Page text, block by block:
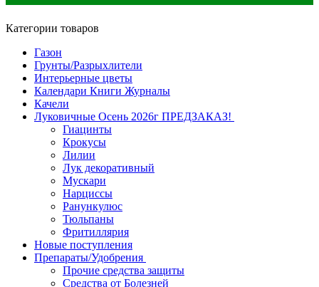
Категории товаров
Газон
Грунты/Разрыхлители
Интерьерные цветы
Календари Книги Журналы
Качели
Луковичные Осень 2026г ПРЕДЗАКАЗ!
Гиацинты
Крокусы
Лилии
Лук декоративный
Мускари
Нарциссы
Ранункулюс
Тюльпаны
Фритиллярия
Новые поступления
Препараты/Удобрения
Прочие средства защиты
Средства от Болезней